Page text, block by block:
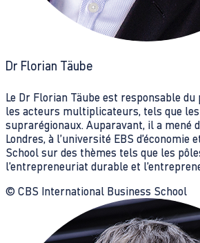
Dr Florian Täube
Le Dr Florian Täube est responsable
les acteurs multiplicateurs, tels que
suprarégionaux. Auparavant, il a mené
Londres, à l’université EBS
School sur des thèmes tels que les
l’entrepreneuriat durable et
© CBS International Business School